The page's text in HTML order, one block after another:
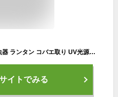
電気蚊取り器 充電式 屋外 電撃殺虫器 ランタン コバエ取り UV光源吸引式 大容量4000mAh 360°強力蚊除け 静音設計 USB充電式 省エネ経済 薬剤不用 虫対策 蚊対策 LEDランプ照明 置き型＆吊り下げ式両用 屋外/屋内/玄関/寝室/居間/飲食店/アウトドア/山登り/釣り/停電などに適用 お手入れ簡単 掃除ブラシ付き (グリーン)
イトでみる